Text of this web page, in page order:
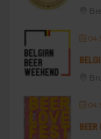
04
04
BEER